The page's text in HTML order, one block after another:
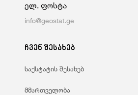
ელ. ფოსტა
info@geostat.ge
ჩვენ შესახებ
საქსტატის შესახებ
მმართველობა